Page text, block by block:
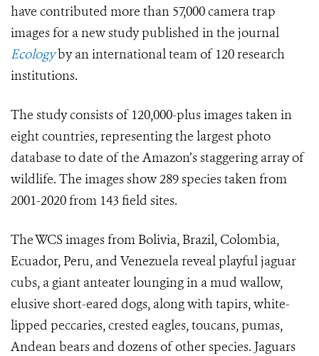
have contributed more than 57,000 camera trap
images for a new study published in the journal
Ecologyby an international team of 120 research
institutions.
The study consists of 120,000-plus images taken in
eight countries, representing the largest photo
database to date of the Amazon’s staggering array of
wildlife. The images show 289 species taken from
2001-2020 from 143 field sites.
The WCS images from Bolivia, Brazil, Colombia,
Ecuador, Peru, and Venezuela reveal playful jaguar
cubs, a giant anteater lounging in a mud wallow,
elusive short-eared dogs, along with tapirs, white-
lipped peccaries, crested eagles, toucans, pumas,
Andean bears and dozens of other species. Jaguars